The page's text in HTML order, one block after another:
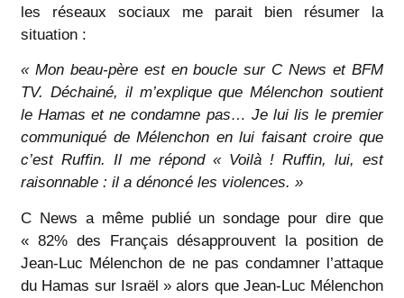
les réseaux sociaux me parait bien résumer la
situation :
« Mon beau-père est en boucle sur C News et BFM
TV. Déchainé, il m’explique que Mélenchon soutient
le Hamas et ne condamne pas… Je lui lis le premier
communiqué de Mélenchon en lui faisant croire que
c’est Ruffin. Il me répond « Voilà ! Ruffin, lui, est
raisonnable : il a dénoncé les violences. »
C News a même publié un sondage pour dire que
« 82% des Français désapprouvent la position de
Jean-Luc Mélenchon de ne pas condamner l’attaque
du Hamas sur Israël » alors que Jean-Luc Mélenchon